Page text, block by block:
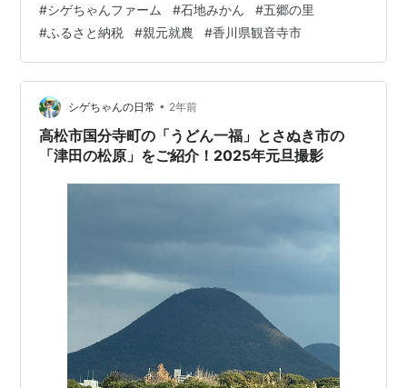
さんも大好評でリピーターのユーザーさんもかなり増え
た印象です♪ みかんを沖縄県の方に送ったのは何と、今回
が初めてです。さすがはふるさと納税！やり始めて良か
ったと思っている今日この頃です。 リンク 我が家の商品
ですが、上記のリンクからも購入が出来るようになって
おりますので、ぜ…
#シゲちゃんファーム #石地みかん #五郷の里
#ふるさと納税 #親元就農 #香川県観音寺市
シゲちゃんの日常 • 2年前
高松市国分寺町の「うどん一福」とさぬき市の
「津田の松原」をご紹介！2025年元旦撮影